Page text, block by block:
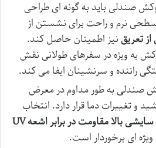
صندلی باید به گونه ای طراحی
نرم و راحت برای نشستن از
تعریق نیز اطمینان حاصل کند.
به ویژه در سفرهای طولانی نقش
راننده و سرنشینان ایفا می کند.
صندلی به طور مداوم در معرض
و تغییرات دما قرار دارد. انتخاب
بالامقاومت در برابر اشعهUV
ای برخوردار است.